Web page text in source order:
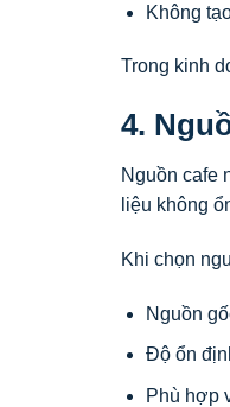
Không
Trong kinh
4.
Nguồn cafe
liệu không
Khi chọn
Nguồn
Độ ổn
Phù hợp